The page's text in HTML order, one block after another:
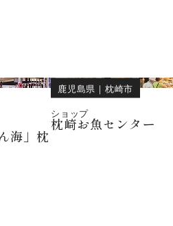
海」枕
鹿児島県 ｜ 枕崎市
ショップ
枕崎お魚センター